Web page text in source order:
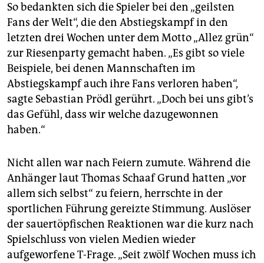
epaper login
So bedankten sich die Spieler bei den „geilsten
Fans der Welt“, die den Abstiegskampf in den
letzten drei Wochen unter dem Motto „Allez grün“
zur Riesenparty gemacht haben. „Es gibt so viele
Beispiele, bei denen Mannschaften im
Abstiegskampf auch ihre Fans verloren haben“,
sagte Sebastian Prödl gerührt. „Doch bei uns gibt’s
das Gefühl, dass wir welche dazugewonnen
haben.“
Nicht allen war nach Feiern zumute. Während die
Anhänger laut Thomas Schaaf Grund hatten „vor
allem sich selbst“ zu feiern, herrschte in der
sportlichen Führung gereizte Stimmung. Auslöser
der sauertöpfischen Reaktionen war die kurz nach
Spielschluss von vielen Medien wieder
aufgeworfene T-Frage. „Seit zwölf Wochen muss ich